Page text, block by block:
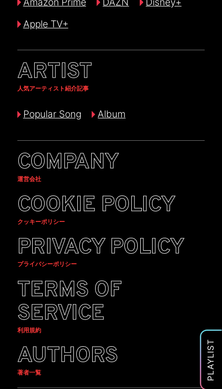
PLAYLIST
Apple TV+
ARTIST
人気アーティスト紹介記事
Popular Song Album
COMPANY
運営会社
COOKIE POLICY
クッキーポリシー
PRIVACY POLICY
プライバシーポリシー
TERMS OF
SERVICE
利用規約
AUTHORS
著者一覧